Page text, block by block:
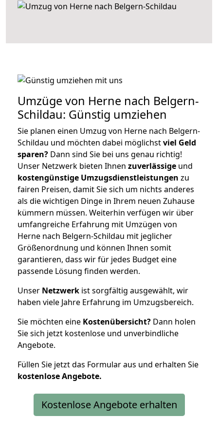
Umzüge von Herne nach Belgern-
Schildau: Günstig umziehen
Sie planen einen Umzug von Herne nach Belgern-
Schildau und möchten dabei möglichstviel Geld
sparen? Dann sind Sie bei uns genau richtig!
Unser Netzwerk bieten Ihnen zuverlässige und
kostengünstige Umzugsdienstleistungen zu
fairen Preisen, damit Sie sich um nichts anderes
als die wichtigen Dinge in Ihrem neuen Zuhause
kümmern müssen. Weiterhin verfügen wir über
umfangreiche Erfahrung mit Umzügen von
Herne nach Belgern-Schildau mit jeglicher
Größenordnung und können Ihnen somit
garantieren, dass wir für jedes Budget eine
passende Lösung finden werden.
Unser Netzwerk ist sorgfältig ausgewählt, wir
haben viele Jahre Erfahrung im Umzugsbereich.
Sie möchten eine Kostenübersicht? Dann holen
Sie sich jetzt kostenlose und unverbindliche
Angebote.
Füllen Sie jetzt das Formular aus und erhalten Sie
kostenloseAngebote.
Kostenlose Angebote erhalten